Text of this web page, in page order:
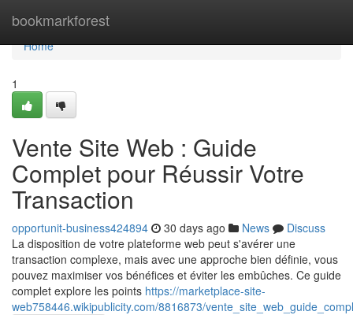
bookmarkforest
Home
Home
1
Vente Site Web : Guide
Complet pour Réussir Votre
Transaction
opportunit-business424894 30 days ago News
Discuss
La disposition de votre plateforme web peut s'avérer une
transaction complexe, mais avec une approche bien définie, vous
pouvez maximiser vos bénéfices et éviter les embûches. Ce guide
complet explore les points https://marketplace-site-
web758446.wikipublicity.com/8816873/